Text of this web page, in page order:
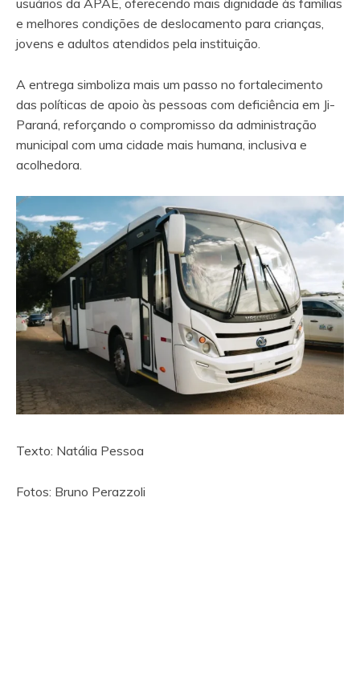
usuários da APAE, oferecendo mais dignidade às famílias
e melhores condições de deslocamento para crianças,
jovens e adultos atendidos pela instituição.
A entrega simboliza mais um passo no fortalecimento
das políticas de apoio às pessoas com deficiência em Ji-
Paraná, reforçando o compromisso da administração
municipal com uma cidade mais humana, inclusiva e
acolhedora.
Texto: Natália Pessoa
Fotos: Bruno Perazzoli